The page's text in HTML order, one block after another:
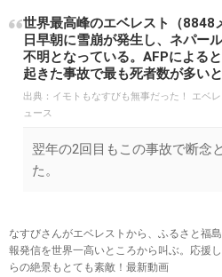
世界最高峰のエベレスト（8848
日早朝に雪崩が発生し、ネパー
不明となっている。AFPによる
起きた事故で最も死者数が多いと
出典： イモトもなすびも無事だった！ エベ
ュース
翌年の2回目もこの事故で断念
た。
なすびさんがエベレストから、ふるさと福
報発信を世界一高いところから叫ぶ。応援
らの絶景もとても素敵！最新動画